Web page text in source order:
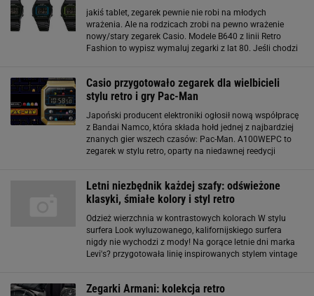
jakiś tablet, zegarek pewnie nie robi na młodych
wrażenia. Ale na rodzicach zrobi na pewno wrażenie
nowy/stary zegarek Casio. Modele B640 z linii Retro
Fashion to wypisz wymaluj zegarki z lat 80. Jeśli chodzi
Casio przygotowało zegarek dla wielbicieli
stylu retro i gry Pac-Man
Japoński producent elektroniki ogłosił nową współpracę
z Bandai Namco, która składa hołd jednej z najbardziej
znanych gier wszech czasów: Pac-Man. A100WEPC to
zegarek w stylu retro, oparty na niedawnej reedycji
Letni niezbędnik każdej szafy: odświeżone
klasyki, śmiałe kolory i styl retro
Odzież wierzchnia w kontrastowych kolorach W stylu
surfera Look wyluzowanego, kalifornijskiego surfera
nigdy nie wychodzi z mody! Na gorące letnie dni marka
Levi's? przygotowała linię inspirowanych stylem vintage
Zegarki Armani: kolekcja retro